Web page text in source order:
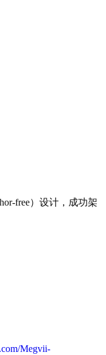
free）设计，成功架
Megvii-